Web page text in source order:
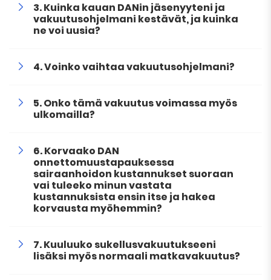
Kuinka kauan DANin jäsenyyteni ja
vakuutusohjelmani kestävät, ja kuinka
ne voi uusia?
Voinko vaihtaa vakuutusohjelmani?
Onko tämä vakuutus voimassa myös
ulkomailla?
Korvaako DAN
onnettomuustapauksessa
sairaanhoidon kustannukset suoraan
vai tuleeko minun vastata
kustannuksista ensin itse ja hakea
korvausta myöhemmin?
Kuuluuko sukellusvakuutukseeni
lisäksi myös normaali matkavakuutus?